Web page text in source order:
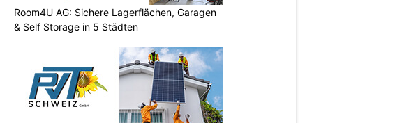
Room4U AG: Sichere Lagerflächen, Garagen
& Self Storage in 5 Städten